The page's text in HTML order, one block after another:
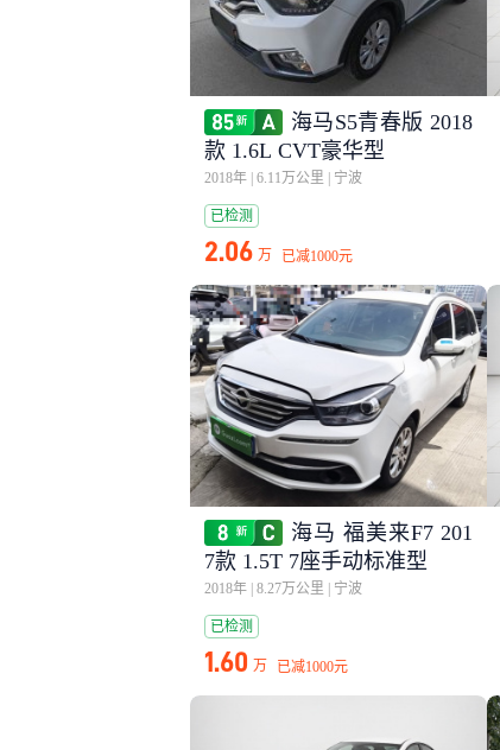
海马S5青春版 2018
款 1.6L CVT豪华型
2018年 6.11万公里 宁波
已检测
2.06 万 已减1000元
海马 福美来F7 201
7款 1.5T 7座手动标准型
2018年 8.27万公里 宁波
已检测
1.60 万 已减1000元